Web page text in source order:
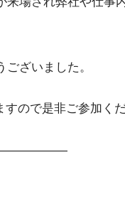
ざいました。
ので是非ご参加くだ